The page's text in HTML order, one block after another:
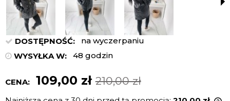
DOSTĘPNOŚĆ:
na wyczerpaniu
WYSYŁKA W:
48 godzin
CENA: 109,00 zł 210,00 zł